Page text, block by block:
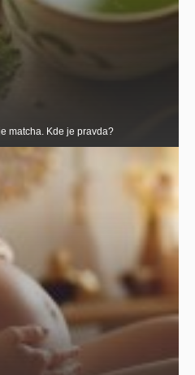
matcha. Kde je pravda?